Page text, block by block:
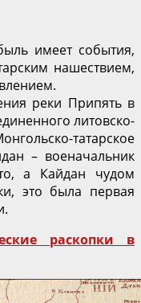
имеет события,
нашествием,
реки Припять в
литовско-
татарское
– военачальник
а Кайдан чудом
это была первая
раскопки в